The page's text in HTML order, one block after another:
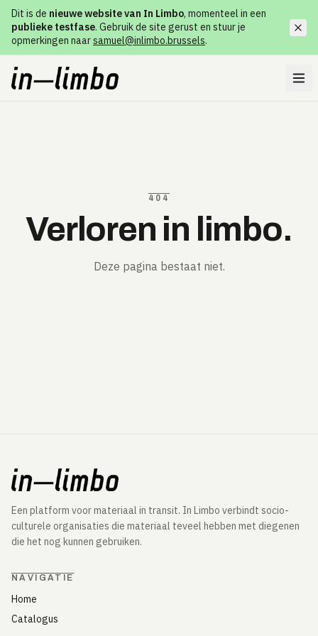
Dit is de nieuwe website van In Limbo, momenteel in een
publieke testfase. Gebruik de site gerust en stuur je
opmerkingen naarsamuel@inlimbo.brussels.
404
Verloren in limbo.
Deze pagina bestaat niet.
Een platform voor materiaal in transit. In Limbo verbindt socio-
culturele organisaties die materiaal teveel hebben met diegenen
die het nog kunnen gebruiken.
NAVIGATIE
Home
Catalogus